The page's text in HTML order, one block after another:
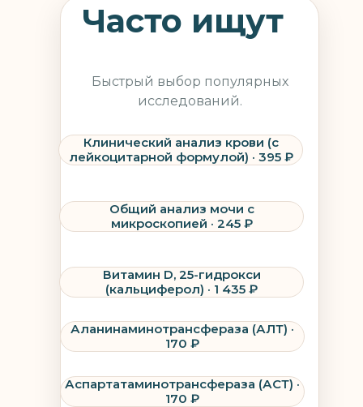
Часто ищут
Быстрый выбор популярных
исследований.
Клинический анализ крови (c
лейкоцитарной формулой) · 395 ₽
Общий анализ мочи с
микроскопией · 245 ₽
Витамин D, 25-гидрокси
(кальциферол) · 1 435 ₽
Аланинаминотрансфераза (АЛТ) ·
170 ₽
Аспартатаминотрансфераза (АСТ) ·
170 ₽